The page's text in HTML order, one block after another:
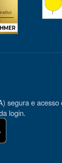
segura e acesso
login.